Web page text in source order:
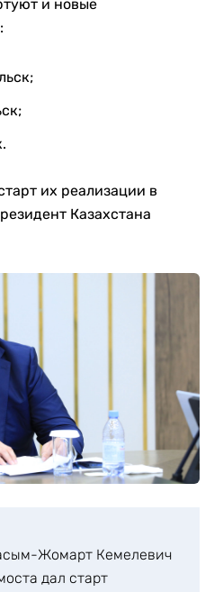
и новые
их реализации в
Казахстана
Жомарт Кемелевич
дал старт